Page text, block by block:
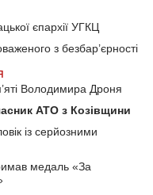
єпархії УГКЦ
з безбар’єрності
Володимира Дроня
АТО з Козівщини
із серйозними
медаль «За